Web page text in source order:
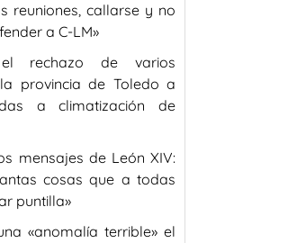
reuniones, callarse y no
a C-LM»
rechazo de varios
provincia de Toledo a
a climatización de
mensajes de León XIV:
cosas que a todas
puntilla»
«anomalía terrible» el